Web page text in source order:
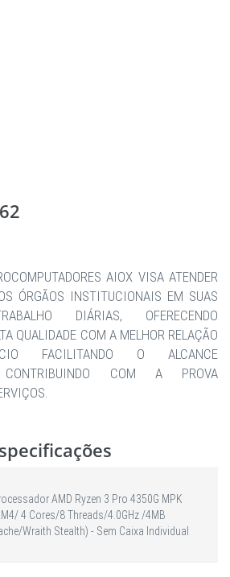
AIOX VISA ATENDER
ÓRGÃOS INSTITUCIONAIS EM SUAS
DIÁRIAS, OFERECENDO
QUALIDADE COM A MELHOR RELAÇÃO
FACILITANDO O ALCANCE
COM A PROVA
AMD Ryzen 3 Pro 4350G MPK
4 Cores/8 Threads/4.0GHz /4MB
Wraith Stealth) - Sem Caixa Individual